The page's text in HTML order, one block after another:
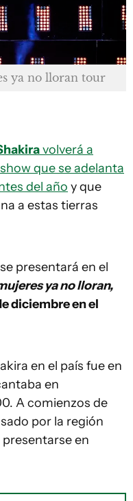
ya no lloran tour
volverá a
que se adelanta
del año y que
a estas tierras
se presentará en el
ya no lloran,
diciembre en el
en el país fue en
en
A comienzos de
por la región
en